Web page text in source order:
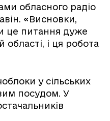
обласного радіо
«Висновки,
це питання дуже
області, і ця робота
у сільських
посудом. У